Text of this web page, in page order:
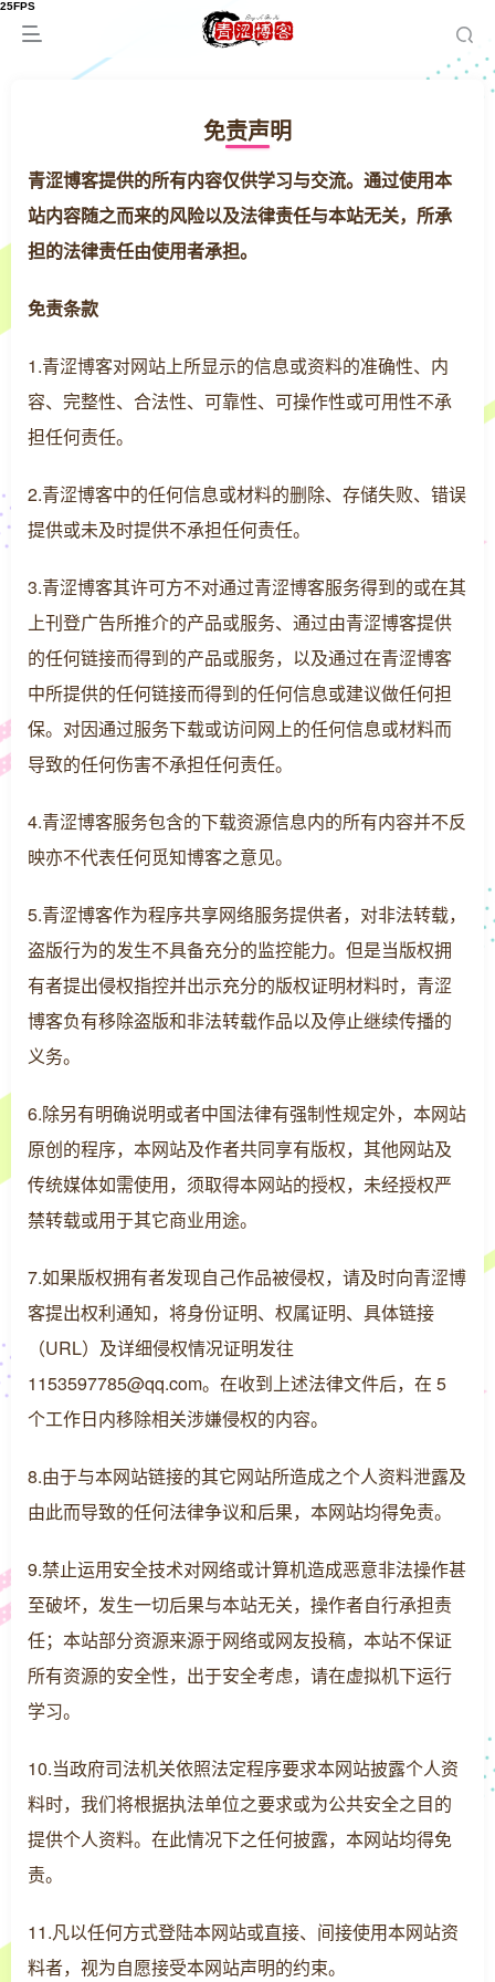
免责声明
青涩博客提供的所有内容仅供学习与交流。通过使用本
站内容随之而来的风险以及法律责任与本站无关，所承
担的法律责任由使用者承担。
免责条款
1.青涩博客对网站上所显示的信息或资料的准确性、内
容、完整性、合法性、可靠性、可操作性或可用性不承
担任何责任。
2.青涩博客中的任何信息或材料的删除、存储失败、错误
提供或未及时提供不承担任何责任。
3.青涩博客其许可方不对通过青涩博客服务得到的或在其
上刊登广告所推介的产品或服务、通过由青涩博客提供
的任何链接而得到的产品或服务，以及通过在青涩博客
中所提供的任何链接而得到的任何信息或建议做任何担
保。对因通过服务下载或访问网上的任何信息或材料而
导致的任何伤害不承担任何责任。
4.青涩博客服务包含的下载资源信息内的所有内容并不反
映亦不代表任何觅知博客之意见。
5.青涩博客作为程序共享网络服务提供者，对非法转载，
盗版行为的发生不具备充分的监控能力。但是当版权拥
有者提出侵权指控并出示充分的版权证明材料时，青涩
博客负有移除盗版和非法转载作品以及停止继续传播的
义务。
6.除另有明确说明或者中国法律有强制性规定外，本网站
原创的程序，本网站及作者共同享有版权，其他网站及
传统媒体如需使用，须取得本网站的授权，未经授权严
禁转载或用于其它商业用途。
7.如果版权拥有者发现自己作品被侵权，请及时向青涩博
客提出权利通知，将身份证明、权属证明、具体链接
（URL）及详细侵权情况证明发往
1153597785@qq.com。在收到上述法律文件后，在 5
个工作日内移除相关涉嫌侵权的内容。
8.由于与本网站链接的其它网站所造成之个人资料泄露及
由此而导致的任何法律争议和后果，本网站均得免责。
9.禁止运用安全技术对网络或计算机造成恶意非法操作甚
至破坏，发生一切后果与本站无关，操作者自行承担责
任；本站部分资源来源于网络或网友投稿，本站不保证
所有资源的安全性，出于安全考虑，请在虚拟机下运行
学习。
10.当政府司法机关依照法定程序要求本网站披露个人资
料时，我们将根据执法单位之要求或为公共安全之目的
提供个人资料。在此情况下之任何披露，本网站均得免
责。
11.凡以任何方式登陆本网站或直接、间接使用本网站资
料者，视为自愿接受本网站声明的约束。